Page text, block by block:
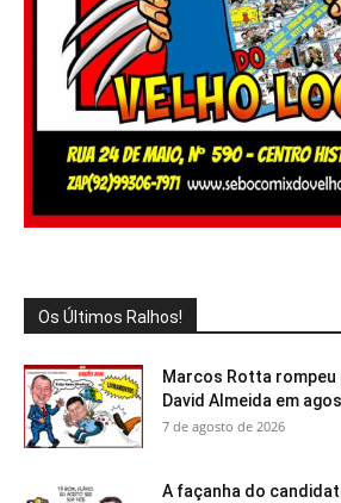
Os Últimos Ralhos!
Marcos Rotta
David Almeida em
7 de agosto de 2026
A façanha do